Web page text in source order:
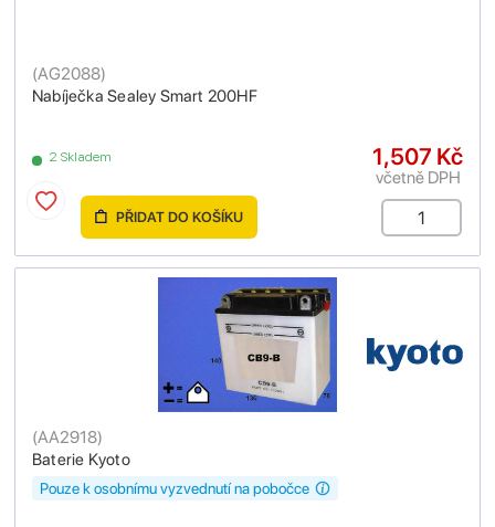
Nabíječka Sealey Smart 200HF
(AG2088)
2 Skladem 1,507 Kč
včetně DPH
PŘIDAT DO KOŠÍKU
Baterie Kyoto
(AA2918)
Pouze k osobnímu vyzvednutí na pobočce